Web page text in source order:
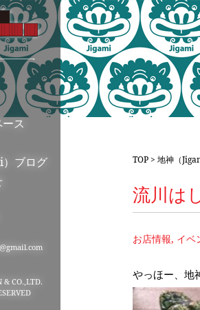
ス
ブログ
& CO.,LTD.
TOP> 地神（
流川は
お店情報, イベ
やっほー、地